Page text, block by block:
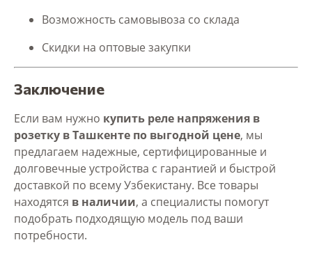
Возможность самовывоза со склада
Скидки на оптовые закупки
Заключение
Если вам нужно купить реле напряжения в
розетку в Ташкенте по выгодной цене, мы
предлагаем надежные, сертифицированные и
долговечные устройства с гарантией и быстрой
доставкой по всему Узбекистану. Все товары
находятся в наличии, а специалисты помогут
подобрать подходящую модель под ваши
потребности.